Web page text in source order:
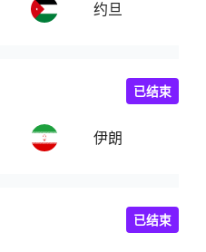
约旦
伊朗
已结束
已结束